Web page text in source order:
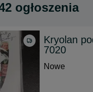
ogłoszenia
Kryolan
7020
Nowe